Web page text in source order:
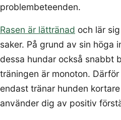
problembeteenden.
Rasen är lättränad och lär
saker. På grund av sin höga
dessa hundar också snabbt
träningen är monoton.
endast tränar hunden
använder dig av positiv